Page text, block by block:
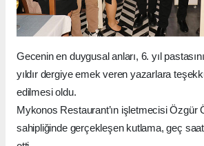
Gecenin en duygusal anları, 6. yıl
yıldır dergiye emek veren yazarlara
edilmesi oldu.
Mykonos Restaurant’ın işletmecisi Özgür
sahipliğinde gerçekleşen kutlama, geç